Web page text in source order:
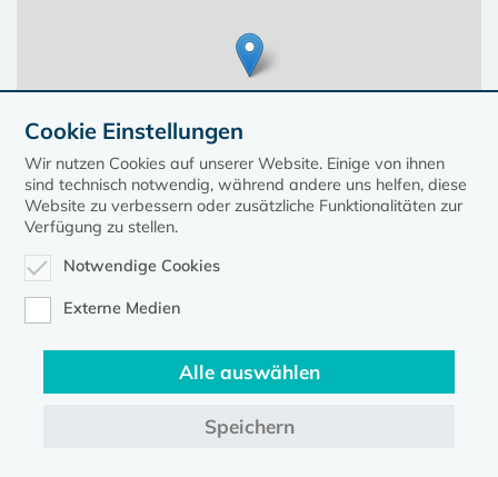
Diese Seite gehört zum Portalkirche-mv.de
Evangelische Kirche in Mecklenburg-Vorpommern © 2026
Cookie Einstellungen
Wir nutzen Cookies auf unserer Website. Einige von ihnen
sind technisch notwendig, während andere uns helfen, diese
Website zu verbessern oder zusätzliche Funktionalitäten zur
Verfügung zu stellen.
Notwendige Cookies
Externe Medien
Alle auswählen
Speichern